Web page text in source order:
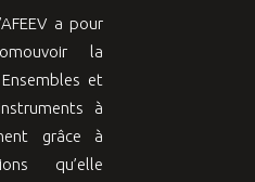
a pour
la
et
à
grâce à
qu’elle